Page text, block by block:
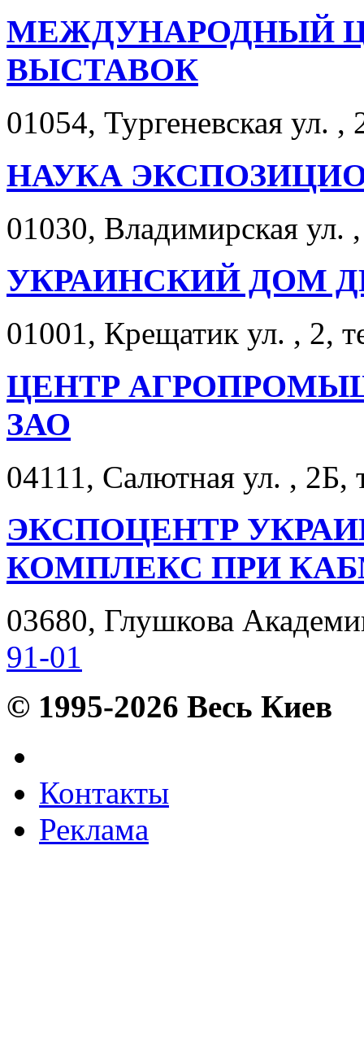
МЕЖДУНАРОДНЫЙ
ВЫСТАВОК
01054, Тургеневская ул. ,
НАУКА
01030, Владимирская ул.
УКРАИНСКИЙ ДОМ
01001, Крещатик ул. , 2,
ЦЕНТР
ЗАО
04111, Салютная ул. , 2Б,
ЭКСПОЦЕНТР
КОМПЛЕКС ПРИ
03680, Глушкова
91-01
© 1995-2026 Весь Киев
Контакты
Реклама